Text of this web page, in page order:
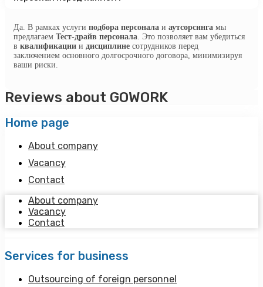
Да. В рамках услуги подбора персонала и аутсорсинга мы
предлагаем Тест-драйв персонала . Это позволяет вам убедиться
в квалификации и дисциплине сотрудников перед
заключением основного долгосрочного договора, минимизируя
ваши риски.
Reviews about GOWORK
Home page
About сompany
Vacancy
Contact
About сompany
Vacancy
Contact
Services for business
Outsourcing of foreign personnel